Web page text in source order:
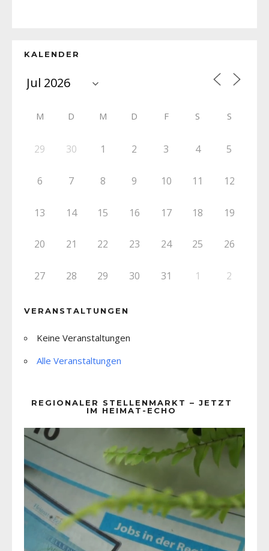
KALENDER
M D M D F S S
29 30 1 2 3 4 5
6 7 8 9 10 11 12
13 14 15 16 17 18 19
20 21 22 23 24 25 26
27 28 29 30 31 1 2
VERANSTALTUNGEN
Keine Veranstaltungen
Alle Veranstaltungen
REGIONALER STELLENMARKT – JETZT
IM HEIMAT-ECHO
Player